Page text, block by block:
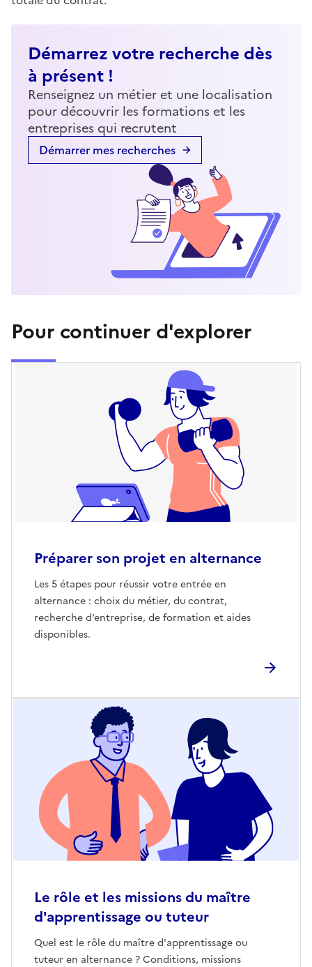
Démarrez votre recherche dès
à présent !
Renseignez un métier et une localisation
pour découvrir les formations et les
entreprises qui recrutent
Démarrer mes recherches
Pour continuer d'explorer
Préparer son projet en alternance
Les 5 étapes pour réussir votre entrée en
alternance : choix du métier, du contrat,
recherche d’entreprise, de formation et aides
disponibles.
Le rôle et les missions du maître
d'apprentissage ou tuteur
Quel est le rôle du maître d'apprentissage ou
tuteur en alternance ? Conditions, missions